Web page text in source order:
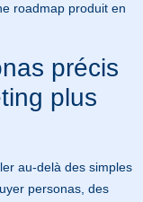
roadmap produit en
précis
plus
au-delà des simples
personas, des